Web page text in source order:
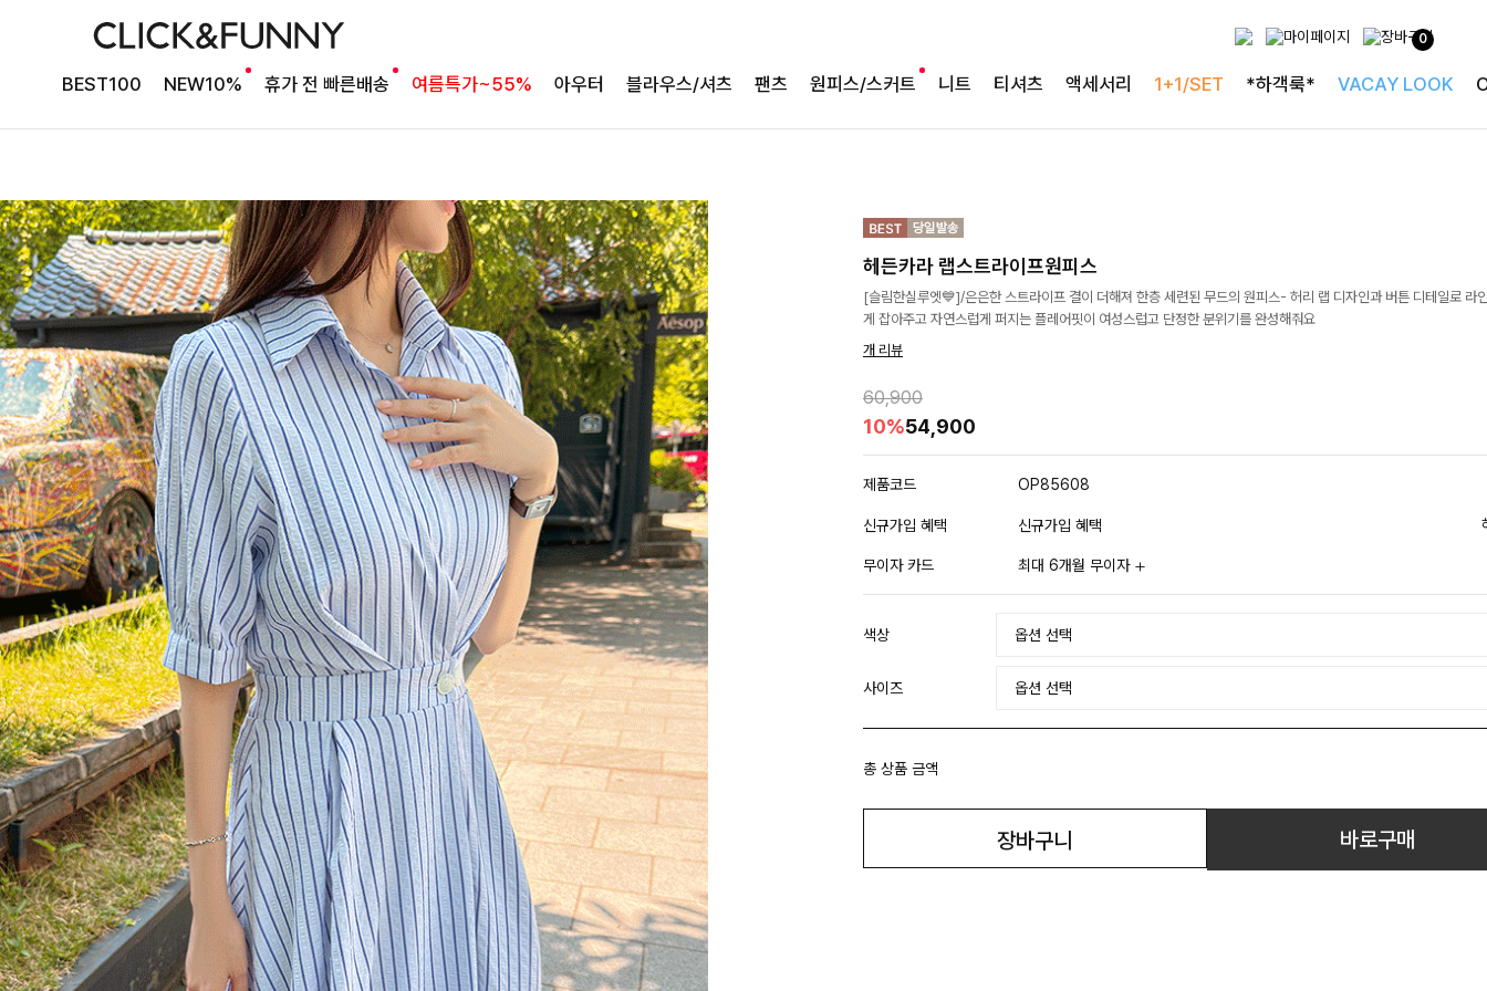
0
BEST100 NEW10% 휴가 전 빠른배송 여름특가~55% 아우터 블라우스/셔츠 팬츠 원피스/스커트 니트 티셔츠 액세서리 1+1/SET *하객룩* VACAY LOOK
헤든카라 랩스트라이프원피스
[슬림한실루엣💙]/은은한 스트라이프 결이 더해져 한층 세련된 무드의 원피스- 허리 랩 디자인과 버튼 디테일로 라
게 잡아주고 자연스럽게 퍼지는 플레어핏이 여성스럽고 단정한 분위기를 완성해줘요
개 리뷰
60,900
10%54,900
제품코드 OP85608
신규가입 혜택 신규가입 혜택
무이자 카드 최대 6개월 무이자
색상
사이즈
총 상품 금액
장바구니 바로구매